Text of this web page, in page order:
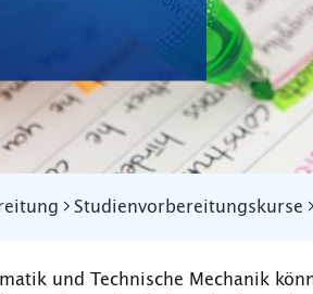
Studienvorbereitungskurse
und Technische Mechanik